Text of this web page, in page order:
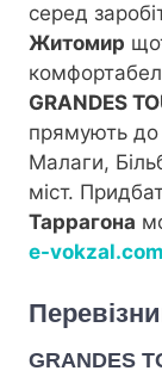
серед
Житомир
GRANDES
прямують до
Малаги,
міст.
Таррагона
e-vokzal.com
GRANDES